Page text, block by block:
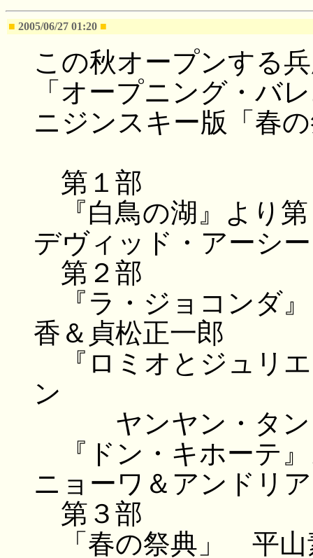
■ 2005/06/27 01:20 ■
この秋オープンする
「オープニング・バ
ニジンスキー版「春
第１部
『白鳥の湖』より
デヴィッド・アーシー
第２部
『ラ・ジョコンダ
香＆貞松正一郎
『ロミオとジュリ
ン
ヤンヤン・タン＆
『ドン・キホーテ
ニョーワ＆アンドリ
第３部
「春の祭典」 平山